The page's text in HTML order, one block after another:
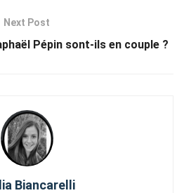
Next Post
Pépin sont-ils en couple ?
Biancarelli